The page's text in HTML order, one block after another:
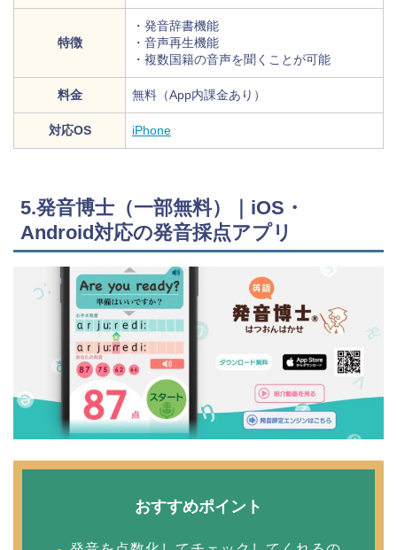
特徴
・発音辞書機能
・音声再生機能
・複数国籍の音声を聞くことが可能
料金 無料（App内課金あり）
対応OS iPhone
5.発音博士（一部無料）｜iOS・
Android対応の発音採点アプリ
おすすめポイント